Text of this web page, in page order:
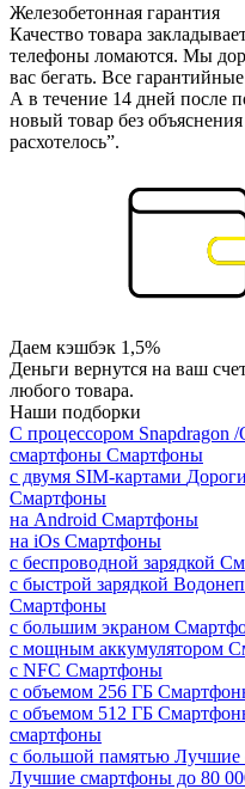
Железобетонная гарантия
Качество товара
телефоны ломаются. Мы
вас бегать. Все
А в течение 14 дней после
новый товар без
расхотелось”.
Даем кэшбэк 1,5%
Деньги вернутся на ваш
любого товара.
Наши подборки
С процессором Snapdragon /
смартфоны Смартфоны
с двумя SIM-картами
Смартфоны
на Android Смартфоны
на iOs Смартфоны
с беспроводной зарядкой
с быстрой зарядкой
Смартфоны
с большим экраном
с мощным аккумулятором
с NFC Смартфоны
с объемом 256 ГБ
с объемом 512 ГБ
смартфоны
с большой памятью Лучшие
Лучшие смартфоны до 80